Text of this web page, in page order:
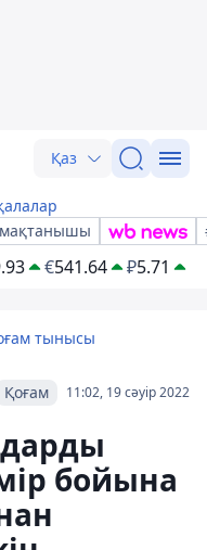
Қаз
мақтанышы
€541.64 ₽5.71
тынысы
11:02, 19 сәуір 2022
Қоғам
бойына